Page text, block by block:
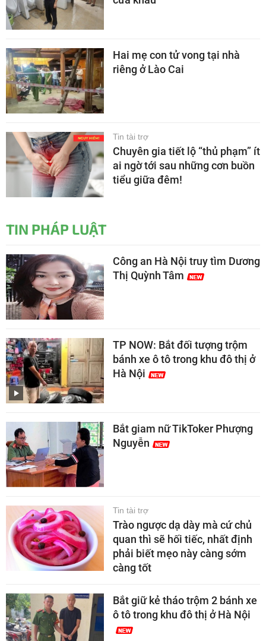
Hai mẹ con tử vong tại nhà
riêng ở Lào Cai
Tin tài trợ
Chuyên gia tiết lộ “thủ phạm” ít
ai ngờ tới sau những cơn buồn
tiểu giữa đêm!
TIN PHÁP LUẬT
Công an Hà Nội truy tìm Dương
Thị Quỳnh Tâm
TP NOW: Bắt đối tượng trộm
bánh xe ô tô trong khu đô thị ở
Hà Nội
Bắt giam nữ TikToker Phượng
Nguyễn
Tin tài trợ
Trào ngược dạ dày mà cứ chủ
quan thì sẽ hối tiếc, nhất định
phải biết mẹo này càng sớm
càng tốt
Bắt giữ kẻ tháo trộm 2 bánh xe
ô tô trong khu đô thị ở Hà Nội